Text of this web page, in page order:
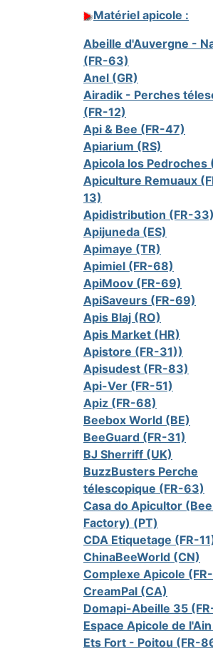
Matériel apicole :
Abeille d'Auvergne -
(FR-63)
Anel (GR)
Airadik - Perches
(FR-12)
Api & Bee (FR-47)
Apiarium (RS)
Apicola los Pedroches
Apiculture Remuaux
13)
Apidistribution (FR-33)
Apijuneda (ES)
Apimaye (TR)
Apimiel (FR-68)
ApiMoov (FR-69)
ApiSaveurs (FR-69)
Apis Blaj (RO)
Apis Market (HR)
Apistore (FR-31))
Apisudest (FR-83)
Api-Ver (FR-51)
Apiz (FR-68)
Beebox World (BE)
BeeGuard (FR-31)
BJ Sherriff (UK)
BuzzBusters Perche
télescopique (FR-63)
Casa do Apicultor
Factory) (PT)
CDA Etiquetage (FR-
ChinaBeeWorld (CN)
Complexe Apicole
CreamPal (CA)
Domapi-Abeille 35
Espace Apicole de
Ets Fort - Poitou (FR-